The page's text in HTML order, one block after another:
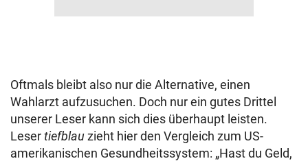
Oftmals bleibt also nur die Alternative, einen
Wahlarzt aufzusuchen. Doch nur ein gutes Drittel
unserer Leser kann sich dies überhaupt leisten.
Lesertiefblauzieht hier den Vergleich zum US-
amerikanischen Gesundheitssystem: „Hast du Geld,